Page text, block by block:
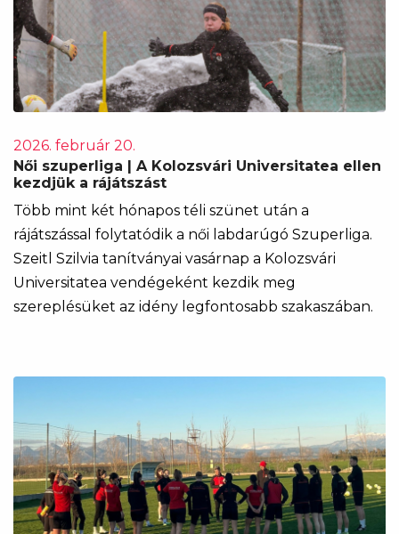
2026. február 20.
Női szuperliga | A Kolozsvári Universitatea ellen
kezdjük a rájátszást
Több mint két hónapos téli szünet után a
rájátszással folytatódik a női labdarúgó Szuperliga.
Szeitl Szilvia tanítványai vasárnap a Kolozsvári
Universitatea vendégeként kezdik meg
szereplésüket az idény legfontosabb szakaszában.